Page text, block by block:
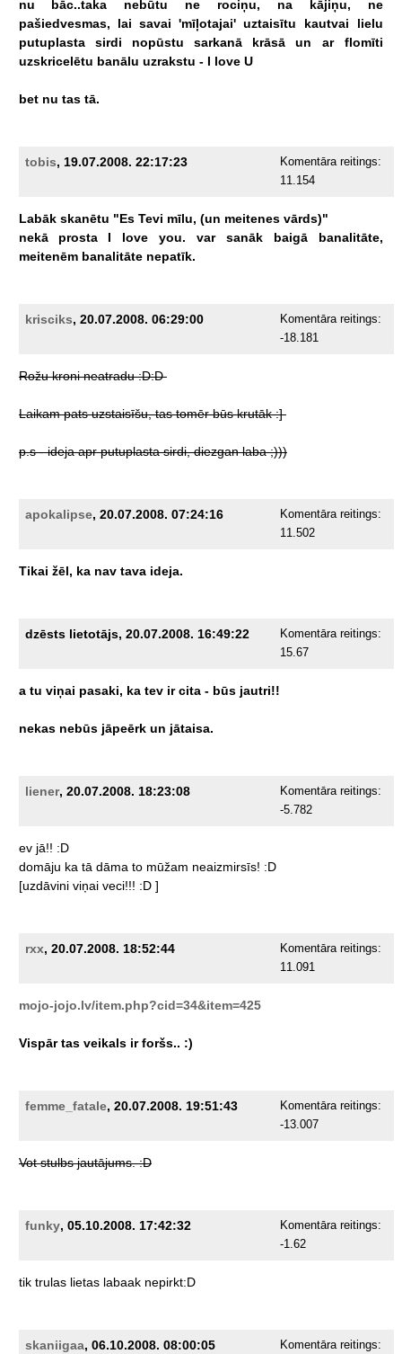
nu bāc..taka nebūtu ne rociņu, na kājiņu,
ne
pašiedvesmas,
lai savai 'mīļotajai' uztaisītu kautvai
lielu
putuplasta
sirdi nopūstu sarkanā krāsā un ar
flomīti
uzskricelētu banālu uzrakstu - I love U
bet nu tas tā.
tobis, 19.07.2008. 22:17:23
Komentāra reitings:
11.154
Labāk skanētu "Es Tevi mīlu, (un meitenes vārds)"
nekā
prosta I love you. var sanāk baigā
banalitāte,
meitenēm banalitāte nepatīk.
krisciks, 20.07.2008. 06:29:00
Komentāra reitings:
-18.181
Rožu kroni neatradu :D:D
Laikam pats uzstaisīšu, tas tomēr būs krutāk :]
p.s - ideja apr putuplasta sirdi, diezgan laba ;)))
apokalipse, 20.07.2008. 07:24:16
Komentāra reitings:
11.502
Tikai žēl, ka nav tava ideja.
dzēsts lietotājs, 20.07.2008. 16:49:22
Komentāra reitings:
15.67
a tu viņai pasaki, ka tev ir cita - būs jautri!!
nekas nebūs jāpeērk un jātaisa.
liener, 20.07.2008. 18:23:08
Komentāra reitings:
-5.782
ev jā!! :D
domāju ka tā dāma to mūžam neaizmirsīs! :D
[uzdāvini viņai veci!!! :D ]
rxx, 20.07.2008. 18:52:44
Komentāra reitings:
11.091
mojo-jojo.lv/item.php?cid=34&item=425
Vispār tas veikals ir foršs.. :)
femme_fatale, 20.07.2008. 19:51:43
Komentāra reitings:
-13.007
Vot stulbs jautājums. :D
funky, 05.10.2008. 17:42:32
Komentāra reitings:
-1.62
tik trulas lietas labaak nepirkt:D
skaniigaa, 06.10.2008. 08:00:05
Komentāra reitings: